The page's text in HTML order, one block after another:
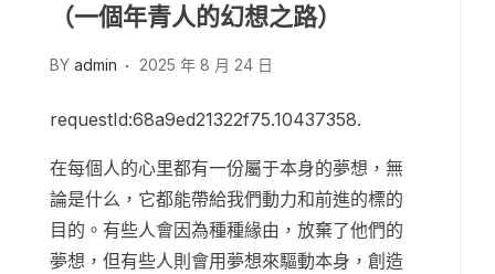
（一個年青人的幻想之路）
BY admin 2025 年 8 月 24 日
requestId:68a9ed21322f75.10437358.
在每個人的心里都有一份屬于本身的夢想，無
論是什么，它都能帶給我們動力和前進的標的
目的。有些人會因為種種緣由，放棄了他們的
夢想，但有些人則會用夢想來驅動本身，創造